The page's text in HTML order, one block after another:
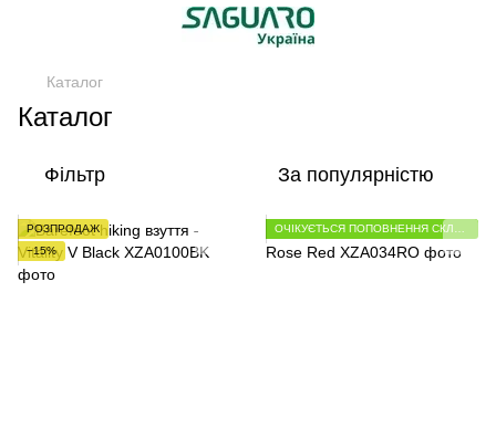
Каталог
Каталог
Фільтр За популярністю
РОЗПРОДАЖ
−15%